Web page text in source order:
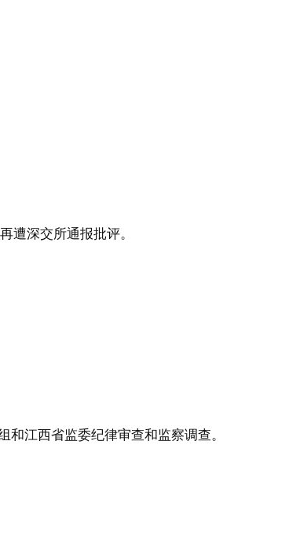
遭深交所通报批评。
江西省监委纪律审查和监察调查。